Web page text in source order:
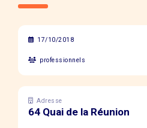
17/10/2018
professionnels
Adresse
64 Quai de la Réunion